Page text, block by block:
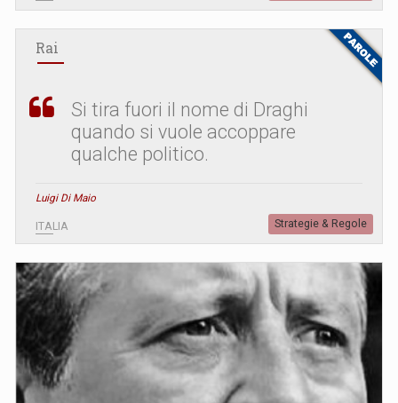
Rai
Si tira fuori il nome di Draghi
quando si vuole accoppare
qualche politico.
Luigi Di Maio
ITALIA Strategie & Regole